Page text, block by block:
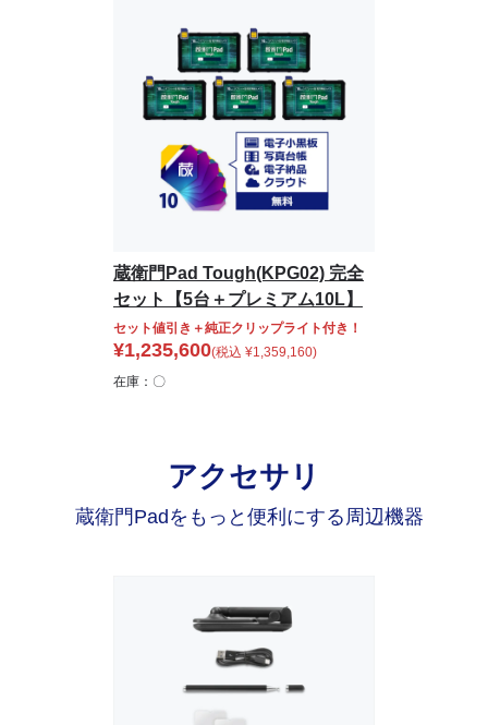
蔵衛門Pad Tough(KPG02) 完全
セット【5台＋プレミアム10L】
セット値引き＋純正クリップライト付き！
¥1,235,600(税込 ¥1,359,160)
在庫：〇
アクセサリ
蔵衛門Padをもっと便利にする周辺機器